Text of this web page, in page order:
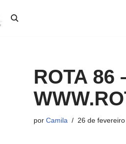
ROTA 86
por Camila 26 de fevereiro